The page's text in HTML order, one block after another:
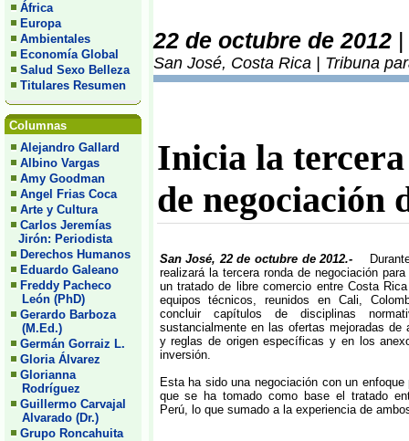
África
Europa
Ambientales
Economía Global
Salud Sexo Belleza
Titulares Resumen
Columnas
Alejandro Gallard
Albino Vargas
Amy Goodman
Angel Frias Coca
Arte y Cultura
Carlos Jeremías
Jirón: Periodista
Derechos Humanos
Eduardo Galeano
Freddy Pacheco
León (PhD)
Gerardo Barboza
(M.Ed.)
Germán Gorraiz L.
Gloria Álvarez
Glorianna
Rodríguez
Guillermo Carvajal
Alvarado (Dr.)
Grupo Roncahuita
22 de octubre de 2012
San José, Costa Rica | Tribuna
Inicia la
de negociación
San José, 22 de octubre de 2012.-
realizará la tercera ronda de negociación
un tratado de libre comercio entre Costa
equipos técnicos, reunidos en Cali,
concluir capítulos de disciplinas
sustancialmente en las ofertas mejoradas de
y reglas de origen específicas y en los
inversión.
Esta ha sido una negociación con un
que se ha tomado como base el tratado
Perú, lo que sumado a la experiencia de